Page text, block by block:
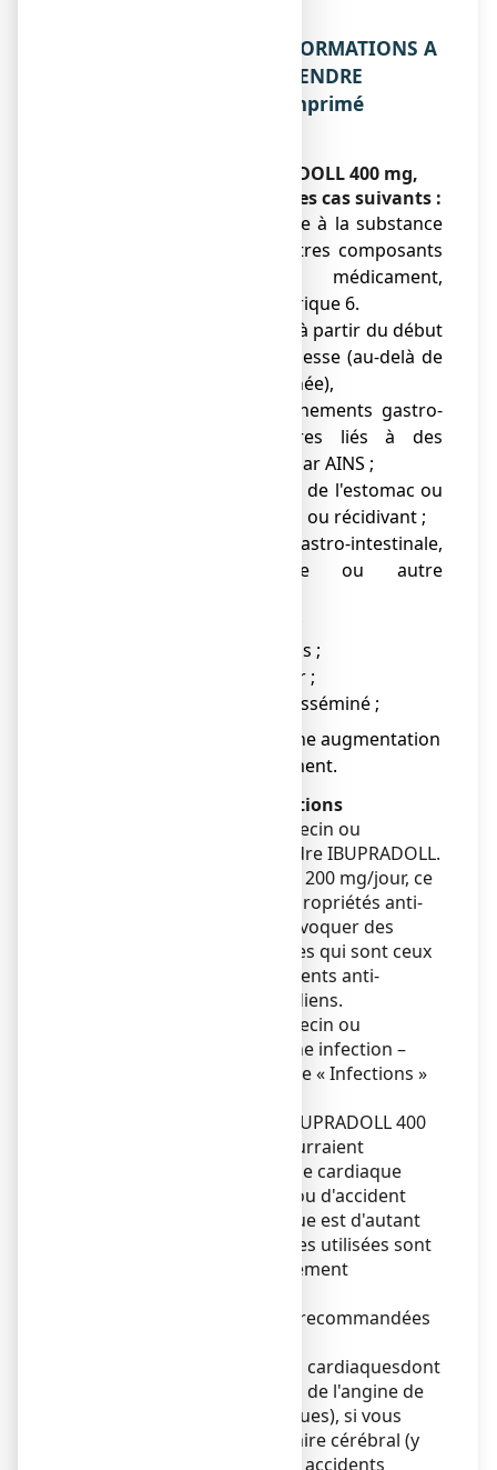
2. QUELLES SONT LES INFORMATIONS A
CONNAITRE AVANT DE PRENDRE
IBUPRADOLL 400 mg, comprimé
Ne prenez jamais IBUPRADOLL 400 mg,
comprimé pelliculé dans les cas suivants :
● si vous êtes allergique à la substance
active ou à l’un des autres composants
contenus dans ce médicament,
mentionnés dans la rubrique 6.
● si vous êtes enceinte, à partir du début
du 6ème mois de grossesse (au-delà de
24 semaines d’aménorrhée),
● antécédents de saignements gastro-
intestinaux ou d'ulcères liés à des
traitements antérieurs par AINS ;
● ulcère ou saignement de l'estomac ou
de l'intestin en évolution ou récidivant ;
● hémorragie gastro-intestinale,
hémorragie cérébrale ou autre
● maladie grave des reins ;
● maladie grave du cœur ;
● lupus érythémateux disséminé ;
● situation entraînant une augmentation
du risque de saignement.
Avertissements et précautions
Adressez-vous à votre médecin ou
pharmacien avant de prendre IBUPRADOLL.
A forte dose, supérieure à 1200 mg/jour, ce
médicament possède des propriétés anti-
inflammatoires et peut provoquer des
inconvénients parfois graves qui sont ceux
observés avec les médicaments anti-
inflammatoires non-stéroïdiens.
Adressez-vous à votre médecin ou
pharmacien si vous avez une infection –
veuillez consulter le chapitre « Infections »
Les médicaments tels qu’IBUPRADOLL 400
mg, comprimé pelliculé pourraient
augmenter le risque de crise cardiaque
("infarctus du myocarde") ou d'accident
vasculaire cérébral. Le risque est d'autant
plus important que les doses utilisées sont
élevées et la durée de traitement
Ne pas dépasser les doses recommandées
Si vous avez des problèmes cardiaquesdont
une insuffisance cardiaque, de l'angine de
poitrine (douleurs thoraciques), si vous
avez eu un accident vasculaire cérébral (y
compris les « mini-AVC » ou accidents